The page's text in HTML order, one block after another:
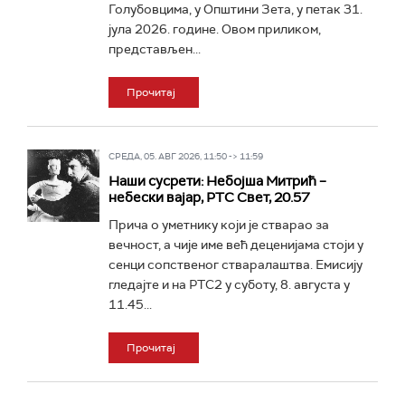
Голубовцима, у Општини Зета, у петак 31.
јула 2026. године. Овом приликом,
представљен...
Прочитај
СРЕДА, 05. АВГ 2026, 11:50 -> 11:59
Наши сусрети: Небојша Митрић –
небески вајар, РТС Свет, 20.57
Прича о уметнику који је стварао за
вечност, а чије име већ деценијама стоји у
сенци сопственог стваралаштва. Емисију
гледајте и на РТС2 у суботу, 8. августа у
11.45...
Прочитај